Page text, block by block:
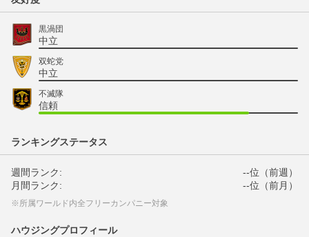
黒渦団
中立
双蛇党
中立
不滅隊
信頼
ランキングステータス
週間ランク:
--位（前週）
月間ランク:
--位（前月）
※所属ワールド内全フリーカンパニー対象
ハウジングプロフィール